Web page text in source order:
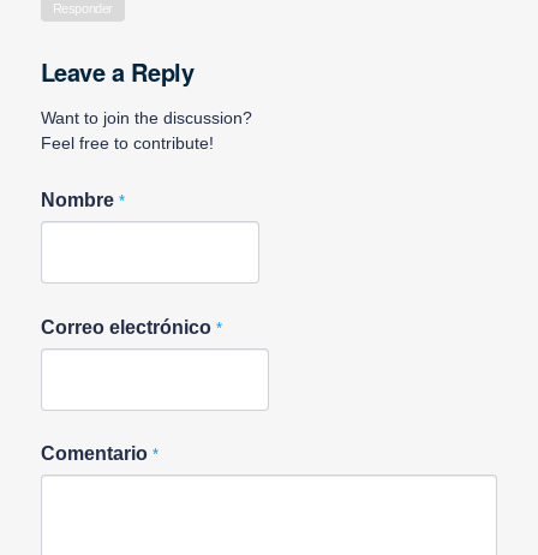
Responder
Leave a Reply
Want to join the discussion?
Feel free to contribute!
Nombre *
Correo electrónico *
Comentario *